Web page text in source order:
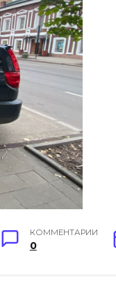
КОММЕНТАРИИ
0